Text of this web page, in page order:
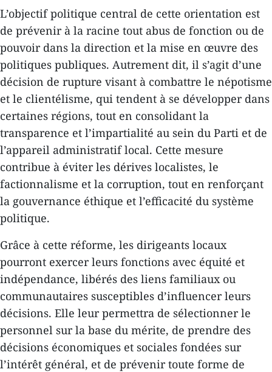
L’objectif politique central de cette orientation est
de prévenir à la racine tout abus de fonction ou de
pouvoir dans la direction et la mise en œuvre des
politiques publiques. Autrement dit, il s’agit d’une
décision de rupture visant à combattre le népotisme
et le clientélisme, qui tendent à se développer dans
certaines régions, tout en consolidant la
transparence et l’impartialité au sein du Parti et de
l’appareil administratif local. Cette mesure
contribue à éviter les dérives localistes, le
factionnalisme et la corruption, tout en renforçant
la gouvernance éthique et l’efficacité du système
politique.
Grâce à cette réforme, les dirigeants locaux
pourront exercer leurs fonctions avec équité et
indépendance, libérés des liens familiaux ou
communautaires susceptibles d’influencer leurs
décisions. Elle leur permettra de sélectionner le
personnel sur la base du mérite, de prendre des
décisions économiques et sociales fondées sur
l’intérêt général, et de prévenir toute forme de